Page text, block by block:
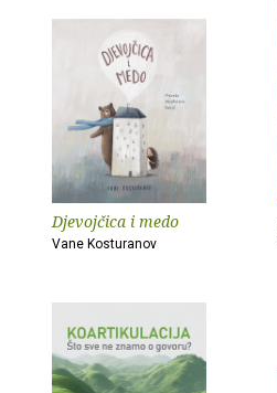
Djevojčica i medo
Vane Kosturanov